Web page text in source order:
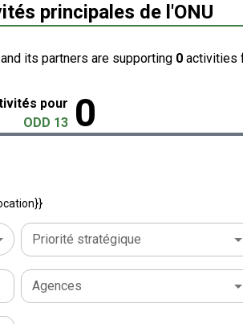
principales de l'ONU
its partners are supporting 0 activities
pour
ODD 13 0
Priorité stratégique
Agences